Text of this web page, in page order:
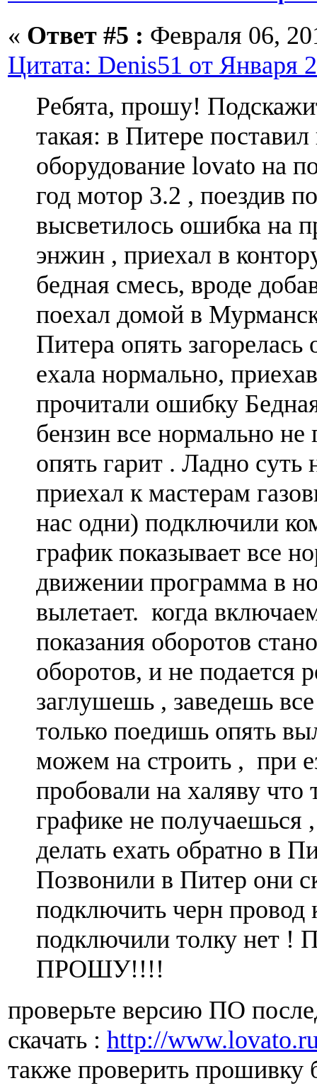
« Ответ #5 : Февраля 06,
Цитата: Denis51 от Января
Ребята, прошу!
такая: в Питере поставил
оборудование lovato на
год мотор 3.2 , поездив
высветилось ошибка на
энжин , приехал в
бедная смесь, вроде
поехал домой в
Питера опять
ехала нормально,
прочитали ошибку
бензин все нормально не
опять гарит . Ладно суть
приехал к мастерам
нас одни) подключили
график показывает все
движении программа в
вылетает. когда
показания оборотов
оборотов, и не подается
заглушешь , заведешь
только поедишь опять
можем на строить , при
пробовали на халяву что
графике не получаешься
делать ехать обратно в
Позвонили в Питер они
подключить черн провод
подключили толку нет
ПРОШУ!!!!
проверьте версию ПО
скачать : http://
также проверить прошивку